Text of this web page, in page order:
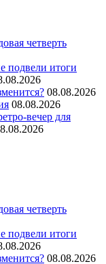
четверть
подвели итоги
08.08.2026
08.08.2026
вечер для
четверть
подвели итоги
08.08.2026